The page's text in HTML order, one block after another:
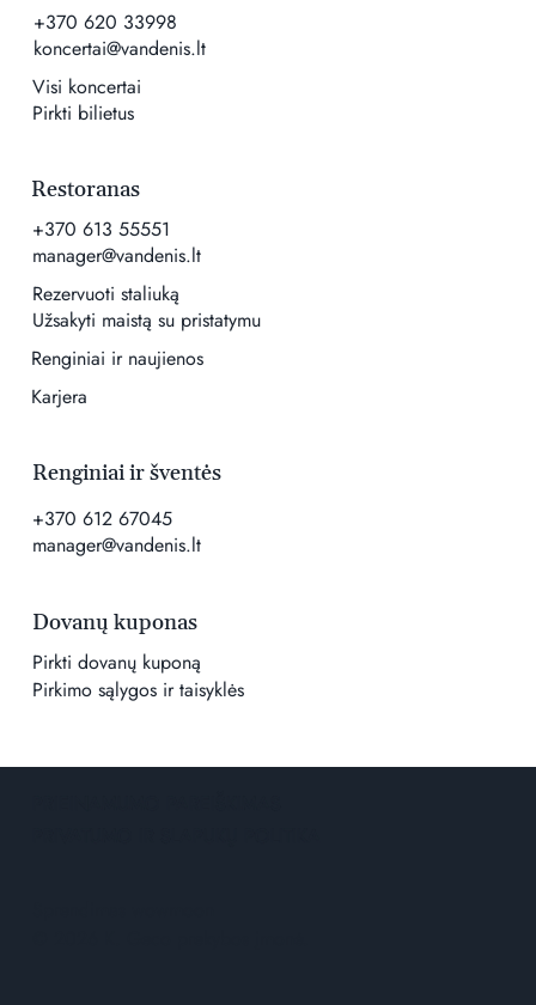
+370 620 33998
koncertai@vandenis.lt
Visi koncertai
Pirkti bilietus
Renginiai ir šventės
+370 612 67045
manager@vandenis.lt
Restoranas
+370 613 55551
manager@vandenis.lt
Rezervuoti staliuką
Užsakyti maistą su pristatymu
Renginiai ir naujienos
Karjera
Dovanų kuponas
Pirkti dovanų kuponą
Pirkimo sąlygos ir taisyklės